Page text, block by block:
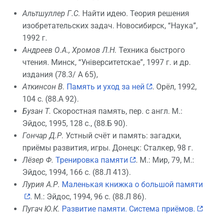
Альтшуллер Г.С. Найти идею. Теория решения
изобретательских задач. Новосибирск, “Наука”,
1992 г.
Андреев О.А., Хромов Л.Н. Техника быстрого
чтения. Минск, “Унiверситетскае”, 1997 г. и др.
издания (78.3/ А 65),
Аткинсон В. Память и уход за ней
. Орёл, 1992,
104 с. (88.А 92).
Бузан Т. Скоростная память, пер. с англ. М.:
Эйдос, 1995, 128 с., (88.Б 90).
Гончар Д.Р. Устный счёт и память: загадки,
приёмы развития, игры. Донецк: Сталкер, 98 г.
Лёзер Ф. Тренировка памяти
. М.: Мир, 79, М.:
Эйдос, 1994, 166 с. (88.Л 413).
Лурия А.Р. Маленькая книжка о большой памяти
. М.: Эйдос, 1994, 96 с. (88.Л 86).
Пугач Ю.К. Развитие памяти. Система приёмов.